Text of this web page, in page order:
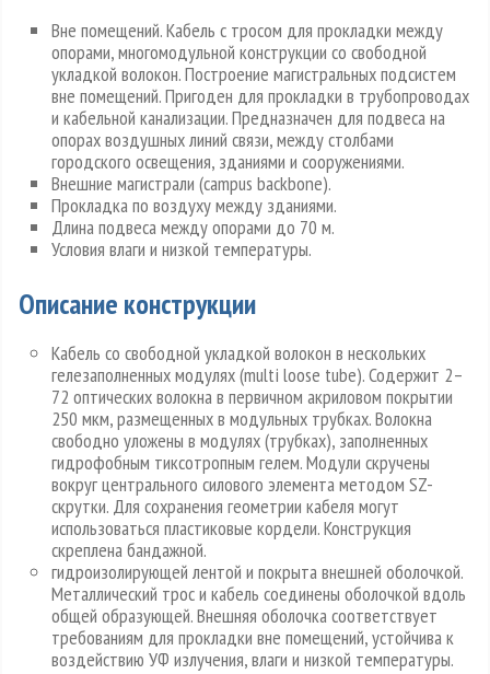
Вне помещений. Кабель с тросом для прокладки между
опорами, многомодульной конструкции со свободной
укладкой волокон. Построение магистральных подсистем
вне помещений. Пригоден для прокладки в трубопроводах
и кабельной канализации. Предназначен для подвеса на
опорах воздушных линий связи, между столбами
городского освещения, зданиями и сооружениями.
Внешние магистрали (campus backbone).
Прокладка по воздуху между зданиями.
Длина подвеса между опорами до 70 м.
Условия влаги и низкой температуры.
Описание конструкции
Кабель со свободной укладкой волокон в нескольких
гелезаполненных модулях (multi loose tube). Содержит 2–
72 оптических волокна в первичном акриловом покрытии
250 мкм, размещенных в модульных трубках. Волокна
свободно уложены в модулях (трубках), заполненных
гидрофобным тиксотропным гелем. Модули скручены
вокруг центрального силового элемента методом SZ-
скрутки. Для сохранения геометрии кабеля могут
использоваться пластиковые кордели. Конструкция
скреплена бандажной.
гидроизолирующей лентой и покрыта внешней оболочкой.
Металлический трос и кабель соединены оболочкой вдоль
общей образующей. Внешняя оболочка соответствует
требованиям для прокладки вне помещений, устойчива к
воздействию УФ излучения, влаги и низкой температуры.